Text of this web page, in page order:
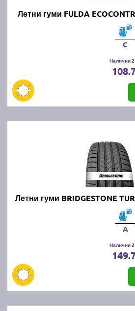
Летни гуми FULDA
C
Налични
Летни гуми BRIDGESTONE
A
Налични